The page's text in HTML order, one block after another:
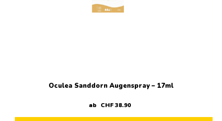
Oculea Sanddorn Augenspray – 17ml
ab CHF38.90